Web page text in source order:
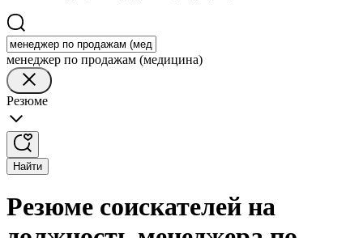
менеджер по продажам (медицина)
Резюме
Найти
Резюме соискателей на